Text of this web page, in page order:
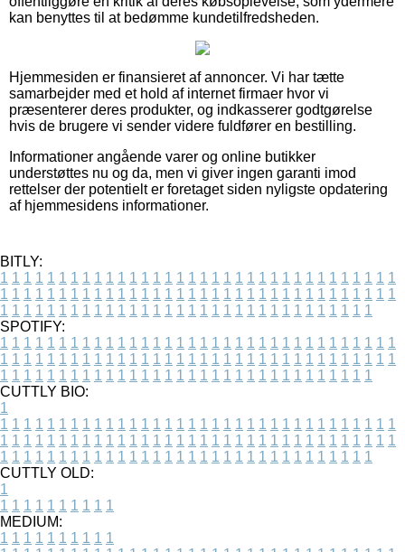
kan benyttes til at bedømme kundetilfredsheden.
Hjemmesiden er finansieret af annoncer. Vi har tætte
samarbejder med et hold af internet firmaer hvor vi
præsenterer deres produkter, og indkasserer godtgørelse
hvis de brugere vi sender videre fuldfører en bestilling.
Informationer angående varer og online butikker
understøttes nu og da, men vi giver ingen garanti imod
rettelser der potentielt er foretaget siden nyligste opdatering
af hjemmesidens informationer.
BITLY:
1 1 1 1 1 1 1 1 1 1 1 1 1 1 1 1 1 1 1 1 1 1 1 1 1 1 1 1 1 1 1 1 1 1
1 1 1 1 1 1 1 1 1 1 1 1 1 1 1 1 1 1 1 1 1 1 1 1 1 1 1 1 1 1 1 1 1 1
1 1 1 1 1 1 1 1 1 1 1 1 1 1 1 1 1 1 1 1 1 1 1 1 1 1 1 1 1 1 1 1
SPOTIFY:
1 1 1 1 1 1 1 1 1 1 1 1 1 1 1 1 1 1 1 1 1 1 1 1 1 1 1 1 1 1 1 1 1 1
1 1 1 1 1 1 1 1 1 1 1 1 1 1 1 1 1 1 1 1 1 1 1 1 1 1 1 1 1 1 1 1 1 1
1 1 1 1 1 1 1 1 1 1 1 1 1 1 1 1 1 1 1 1 1 1 1 1 1 1 1 1 1 1 1 1
CUTTLY BIO:
1
1 1 1 1 1 1 1 1 1 1 1 1 1 1 1 1 1 1 1 1 1 1 1 1 1 1 1 1 1 1 1 1 1 1
1 1 1 1 1 1 1 1 1 1 1 1 1 1 1 1 1 1 1 1 1 1 1 1 1 1 1 1 1 1 1 1 1 1
1 1 1 1 1 1 1 1 1 1 1 1 1 1 1 1 1 1 1 1 1 1 1 1 1 1 1 1 1 1 1 1
CUTTLY OLD:
1
1 1 1 1 1 1 1 1 1 1
MEDIUM:
1 1 1 1 1 1 1 1 1 1